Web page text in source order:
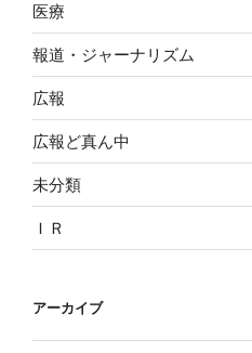
医療
報道・ジャーナリズム
広報
広報ど真ん中
未分類
ＩＲ
アーカイブ